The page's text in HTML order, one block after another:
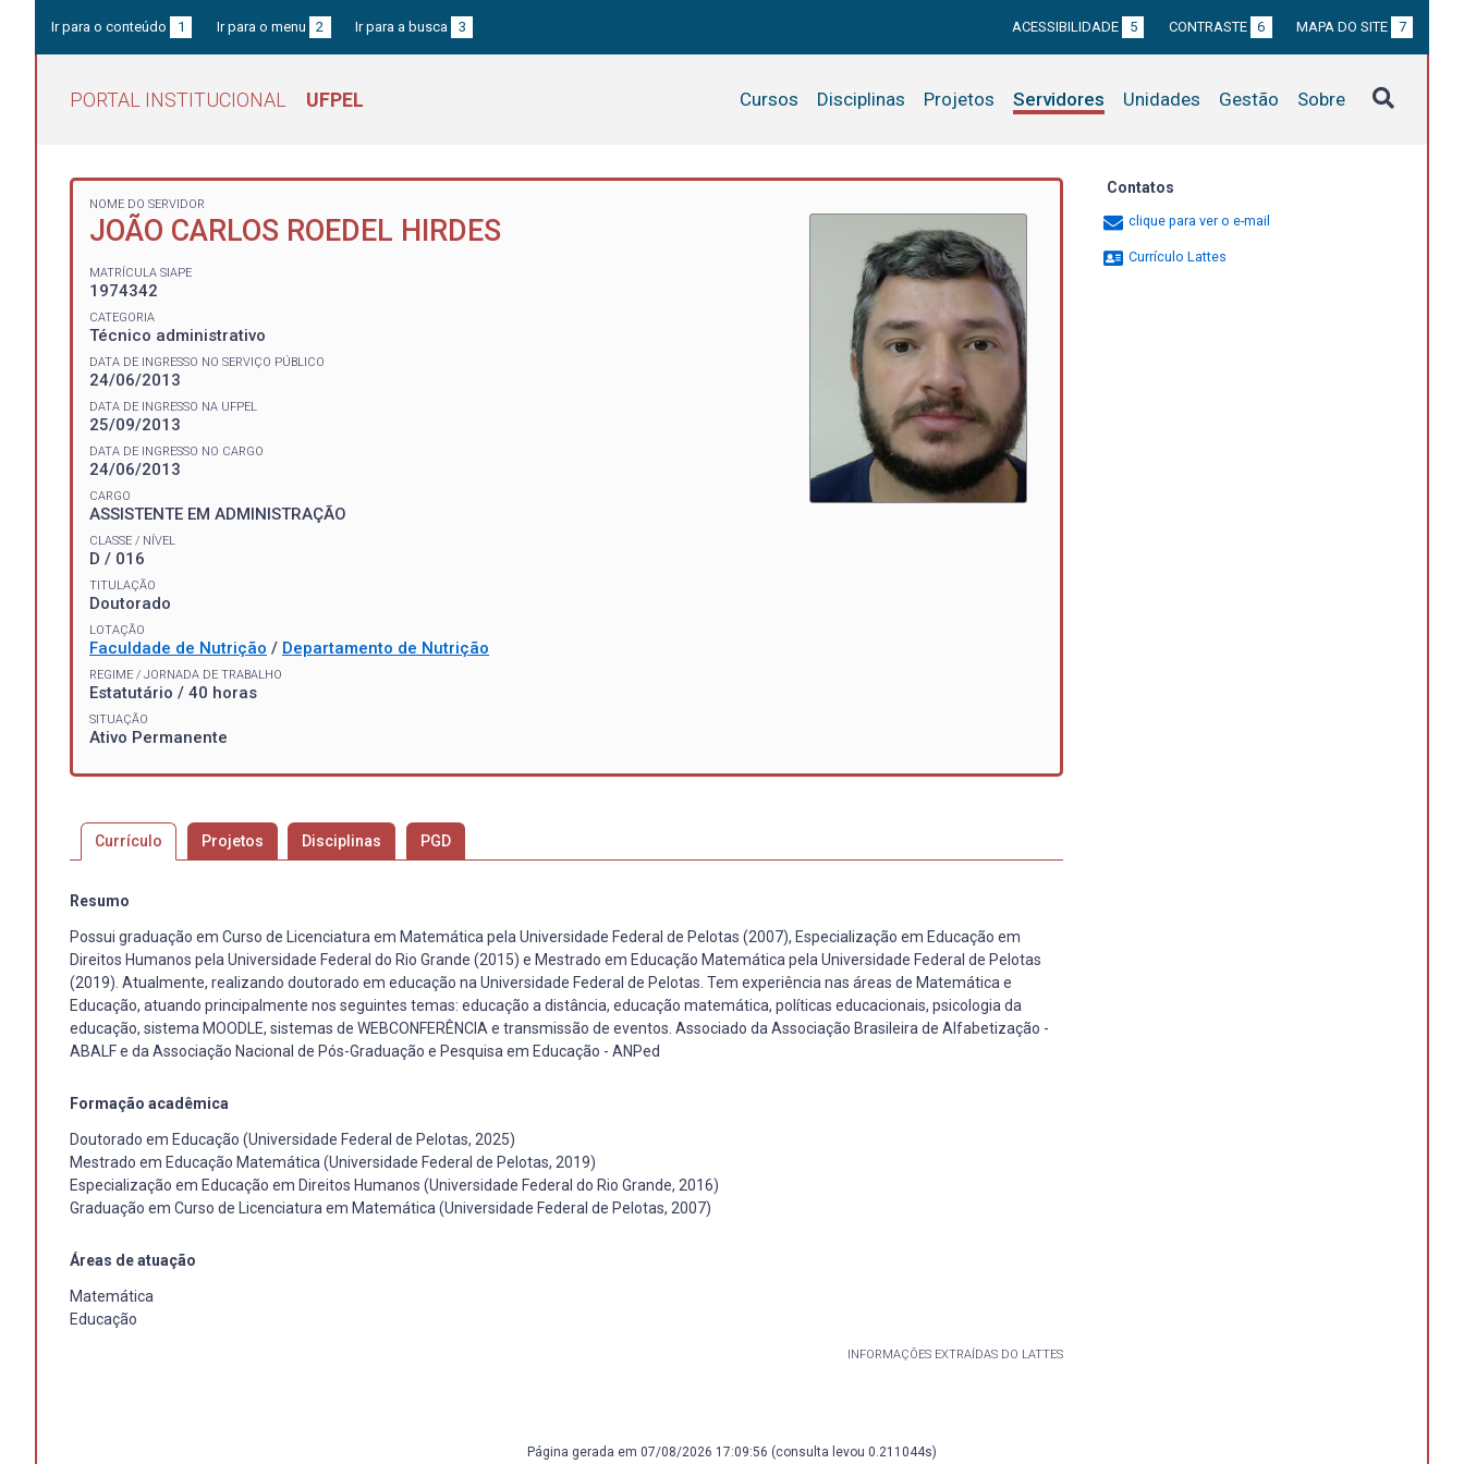
Ir para o conteúdo 1 Ir para o menu 2 Ir para a busca 3 ACESSIBILIDADE 5 CONTRASTE 6 MAPA DO SITE 7
PORTAL INSTITUCIONAL UFPEL Cursos Disciplinas Projetos Servidores Unidades Gestão Sobre
NOME DO SERVIDOR
JOÃO CARLOS ROEDEL HIRDES
MATRÍCULA SIAPE
1974342
CATEGORIA
Técnico administrativo
DATA DE INGRESSO NO SERVIÇO PÚBLICO
24/06/2013
DATA DE INGRESSO NA UFPEL
25/09/2013
DATA DE INGRESSO NO CARGO
24/06/2013
CARGO
ASSISTENTE EM ADMINISTRAÇÃO
CLASSE / NÍVEL
D / 016
TITULAÇÃO
Doutorado
LOTAÇÃO
Faculdade de Nutrição / Departamento de Nutrição
REGIME / JORNADA DE TRABALHO
Estatutário / 40 horas
SITUAÇÃO
Ativo Permanente
Currículo Projetos Disciplinas PGD
Resumo
Possui graduação em Curso de Licenciatura em Matemática pela Universidade Federal de Pelotas (2007), Especialização em Educação em
Direitos Humanos pela Universidade Federal do Rio Grande (2015) e Mestrado em Educação Matemática pela Universidade Federal de Pelotas
(2019). Atualmente, realizando doutorado em educação na Universidade Federal de Pelotas. Tem experiência nas áreas de Matemática e
Educação, atuando principalmente nos seguintes temas: educação a distância, educação matemática, políticas educacionais, psicologia da
educação, sistema MOODLE, sistemas de WEBCONFERÊNCIA e transmissão de eventos. Associado da Associação Brasileira de Alfabetização -
ABALF e da Associação Nacional de Pós-Graduação e Pesquisa em Educação - ANPed
Formação acadêmica
Doutorado em Educação (Universidade Federal de Pelotas, 2025)
Mestrado em Educação Matemática (Universidade Federal de Pelotas, 2019)
Especialização em Educação em Direitos Humanos (Universidade Federal do Rio Grande, 2016)
Graduação em Curso de Licenciatura em Matemática (Universidade Federal de Pelotas, 2007)
Áreas de atuação
Matemática
Educação
INFORMAÇÕES EXTRAÍDAS DO LATTES
Contatos
clique para ver o e-mail
Currículo Lattes
Página gerada em 07/08/2026 17:09:56 (consulta levou 0.211044s)